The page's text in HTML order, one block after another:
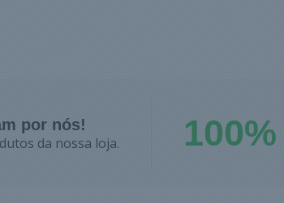
por nós!
da nossa loja.
100%